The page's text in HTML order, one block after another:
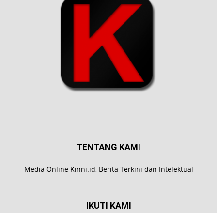
TENTANG KAMI
Media Online Kinni.id, Berita Terkini dan Intelektual
IKUTI KAMI